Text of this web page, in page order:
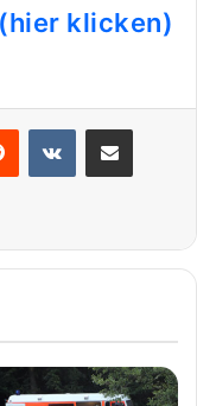
klicken)
Reddit VKontakteTeile per E-Mail